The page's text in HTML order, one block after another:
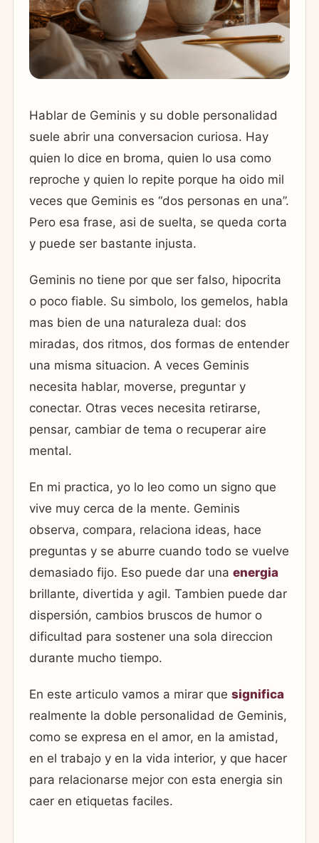
Hablar de Geminis y su doble personalidad
suele abrir una conversacion curiosa. Hay
quien lo dice en broma, quien lo usa como
reproche y quien lo repite porque ha oido mil
veces que Geminis es “dos personas en una”.
Pero esa frase, asi de suelta, se queda corta
y puede ser bastante injusta.
Geminis no tiene por que ser falso, hipocrita
o poco fiable. Su simbolo, los gemelos, habla
mas bien de una naturaleza dual: dos
miradas, dos ritmos, dos formas de entender
una misma situacion. A veces Geminis
necesita hablar, moverse, preguntar y
conectar. Otras veces necesita retirarse,
pensar, cambiar de tema o recuperar aire
mental.
En mi practica, yo lo leo como un signo que
vive muy cerca de la mente. Geminis
observa, compara, relaciona ideas, hace
preguntas y se aburre cuando todo se vuelve
demasiado fijo. Eso puede dar una energia
brillante, divertida y agil. Tambien puede dar
dispersión, cambios bruscos de humor o
dificultad para sostener una sola direccion
durante mucho tiempo.
En este articulo vamos a mirar que significa
realmente la doble personalidad de Geminis,
como se expresa en el amor, en la amistad,
en el trabajo y en la vida interior, y que hacer
para relacionarse mejor con esta energia sin
caer en etiquetas faciles.